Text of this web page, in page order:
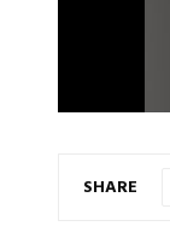
SHARE